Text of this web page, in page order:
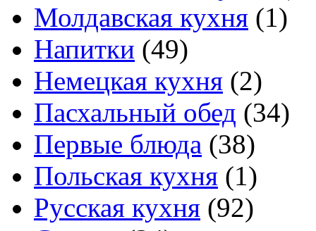
Молдавская кухня (1)
Напитки (49)
Немецкая кухня (2)
Пасхальный обед (34)
Первые блюда (38)
Польская кухня (1)
Русская кухня (92)